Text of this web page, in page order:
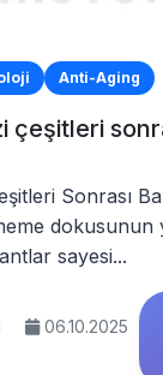
Anti-Aging
çeşitleri
Sonrası
dokusunun
sayesi...
06.10.2025